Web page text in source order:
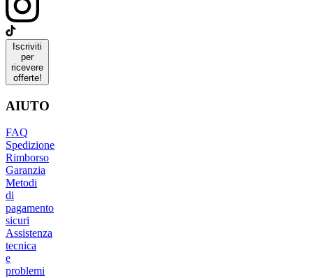
Iscriviti
per
ricevere
offerte!
AIUTO
FAQ
Spedizione
Rimborso
Garanzia
Metodi
di
pagamento
sicuri
Assistenza
tecnica
e
problemi